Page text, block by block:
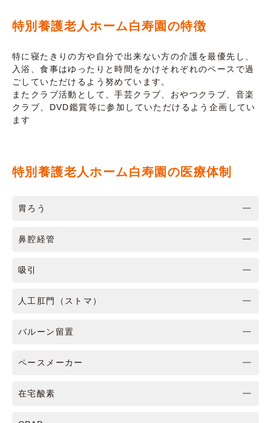
特別養護老人ホーム白寿園の特徴
特に寝たきりの方や自分で出来ない方の介護を最優先し、
入浴、食事はゆったりと時間をかけそれぞれのペースで過
ごしていただけるよう努めています。
またクラブ活動として、手芸クラブ、おやつクラブ、音楽
クラブ、DVD鑑賞等に参加していただけるよう企画してい
ます
特別養護老人ホーム白寿園の医療体制
胃ろう
鼻腔経管
吸引
人工肛門（ストマ）
バルーン留置
ペースメーカー
在宅酸素